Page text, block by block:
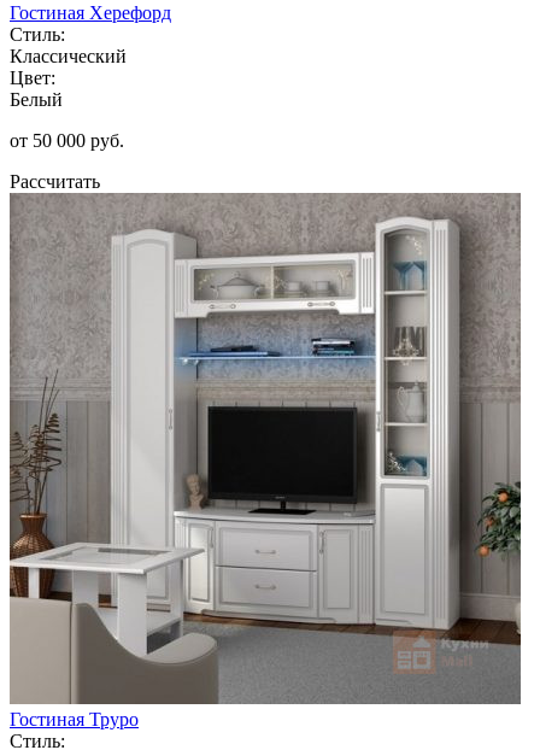
Гостиная Херефорд
Стиль:
Классический
Цвет:
Белый
от 50 000 руб.
Рассчитать
Гостиная Труро
Стиль: